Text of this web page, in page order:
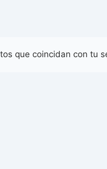
que coincidan con tu